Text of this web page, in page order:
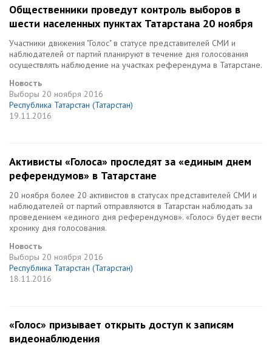
Общественники проведут контроль выборов в
шести населенных пунктах Татарстана 20 ноября
Участники движения "Голос" в статусе представителей СМИ и
наблюдателей от партий планируют в течение дня голосования
осуществлять наблюдение на участках референдума в Татарстане.
Новость
Выборы 20 ноября 2016
Республика Татарстан (Татарстан)
19.11.2016
Активисты «Голоса» проследят за «единым днем
референдумов» в Татарстане
20 ноября более 20 активистов в статусах представителей СМИ и
наблюдателей от партий отправляются в Татарстан наблюдать за
проведением «единого дня референдумов». «Голос» будет вести
хронику дня голосования.
Новость
Выборы 20 ноября 2016
Республика Татарстан (Татарстан)
18.11.2016
«Голос» призывает открыть доступ к записям
видеонаблюдения